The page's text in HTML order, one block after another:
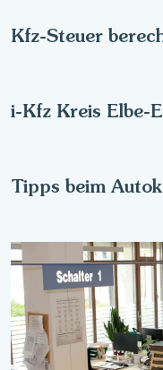
Kfz-Steuer
i-Kfz Kreis Elbe-
Tipps beim